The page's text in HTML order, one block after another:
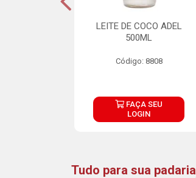
LEITE DE COCO ADEL
500ML
Código: 8808
FAÇA SEU
LOGIN
Tudo para sua padaria